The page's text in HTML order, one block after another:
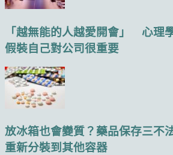
「越無能的人越愛開會」 心理
假裝自己對公司很重要
放冰箱也會變質？藥品保存三不
重新分裝到其他容器